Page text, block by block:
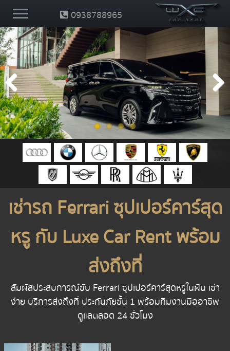
0938788965
Previous Next
เช่ารถ Ferrari ซุปเปอร์คาร์สุด
หรู กับ Luxe Car Rent พร้อม
ส่งถึงที่
สัมผัสประสบการณ์ขับ Ferrari ซุปเปอร์คาร์สุดหรูในฝัน เช่า
ง่าย บริการส่งถึงที่ ประกันภัยชั้น 1 พร้อมทีมงานมืออาชีพ
ดูแลตลอด 24 ชั่วโมง